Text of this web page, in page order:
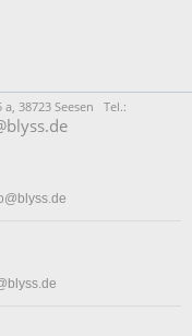
38723 Seesen Tel.: